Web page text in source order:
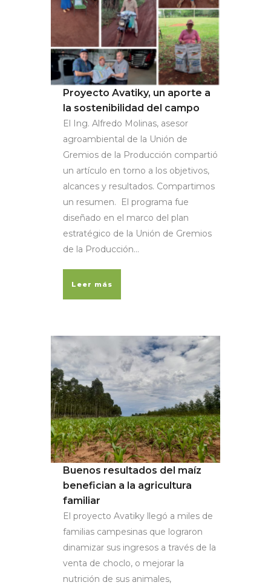
Proyecto Avatiky, un aporte a
la sostenibilidad del campo
El Ing. Alfredo Molinas, asesor
agroambiental de la Unión de
Gremios de la Producción compartió
un artículo en torno a los objetivos,
alcances y resultados. Compartimos
un resumen. El programa fue
diseñado en el marco del plan
estratégico de la Unión de Gremios
de la Producción...
Leer más
Buenos resultados del maíz
benefician a la agricultura
familiar
El proyecto Avatiky llegó a miles de
familias campesinas que lograron
dinamizar sus ingresos a través de la
venta de choclo, o mejorar la
nutrición de sus animales,